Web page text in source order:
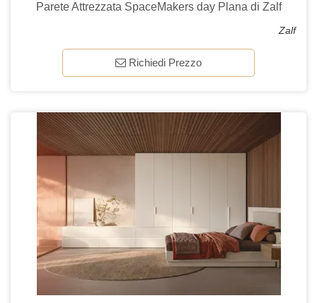
Parete Attrezzata SpaceMakers day Plana di Zalf
Zalf
Richiedi Prezzo